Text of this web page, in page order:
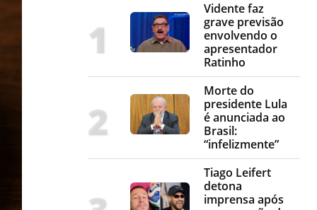
Vidente faz
grave previsão
envolvendo o
apresentador
Ratinho
Morte do
presidente Lula
é anunciada ao
Brasil:
“infelizmente”
Tiago Leifert
detona
imprensa após